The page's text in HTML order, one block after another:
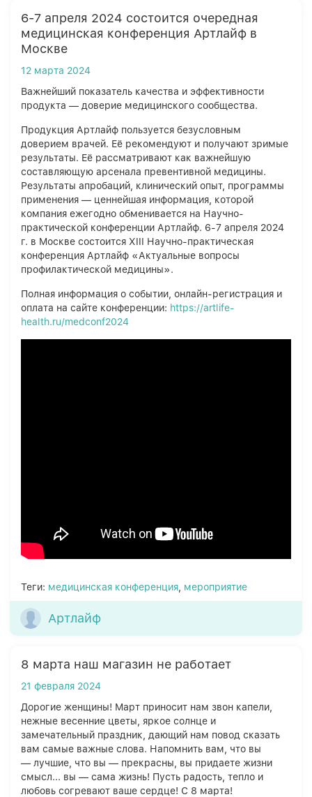
6-7 апреля 2024 состоится очередная
медицинская конференция Артлайф в
Москве
12 марта 2024
Важнейший показатель качества и эффективности
продукта — доверие медицинского сообщества.
Продукция Артлайф пользуется безусловным
доверием врачей. Её рекомендуют и получают зримые
результаты. Её рассматривают как важнейшую
составляющую арсенала превентивной медицины.
Результаты апробаций, клинический опыт, программы
применения — ценнейшая информация, которой
компания ежегодно обменивается на Научно-
практической конференции Артлайф. 6-7 апреля 2024
г. в Москве состоится XIII Научно-практическая
конференция Артлайф «Актуальные вопросы
профилактической медицины».
Полная информация о событии, онлайн-регистрация и
оплата на сайте конференции: https://artlife-
health.ru/medconf2024
Теги: медицинская конференция мероприятие
Артлайф
8 марта наш магазин не работает
21 февраля 2024
Дорогие женщины! Март приносит нам звон капели,
нежные весенние цветы, яркое солнце и
замечательный праздник, дающий нам повод сказать
вам самые важные слова. Напомнить вам, что вы
— лучшие, что вы — прекрасны, вы придаете жизни
смысл... вы — сама жизнь! Пусть радость, тепло и
любовь согревают ваше сердце! С 8 марта!